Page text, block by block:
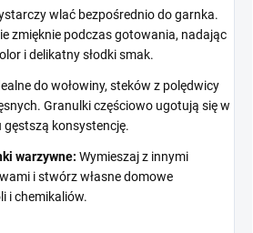
wlać bezpośrednio do garnka.
zmięknie podczas gotowania, nadając
i delikatny słodki smak.
do wołowiny, steków z polędwicy
Granulki częściowo ugotują się w
gęstszą konsystencję.
warzywne: Wymieszaj z innymi
i stwórz własne domowe
i chemikaliów.